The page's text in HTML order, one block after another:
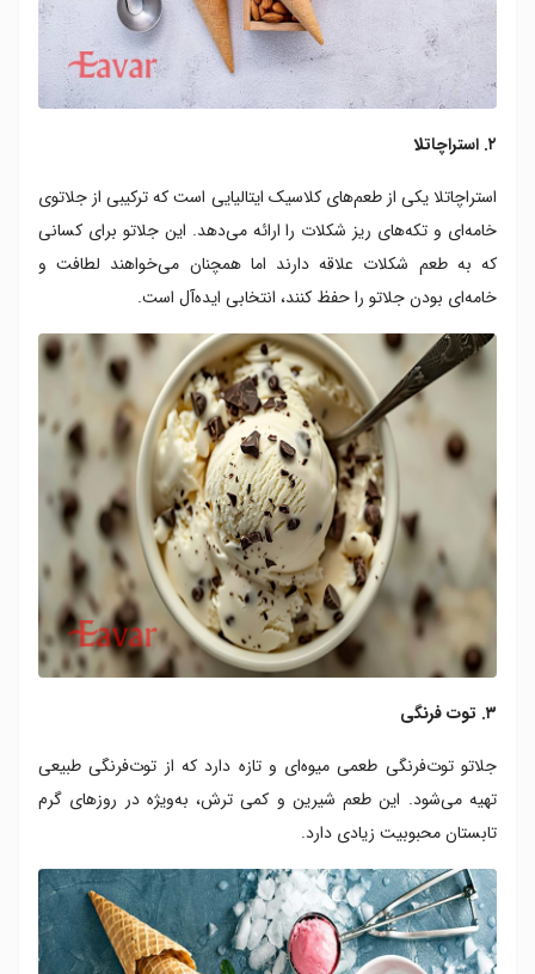
۲. استراچاتلا
استراچاتلا یکی از طعم‌های کلاسیک ایتالیایی است که ترکیبی از جلاتوی
خامه‌ای و تکه‌های ریز شکلات را ارائه می‌دهد. این جلاتو برای کسانی
که به طعم شکلات علاقه دارند اما همچنان می‌خواهند لطافت و
خامه‌ای بودن جلاتو را حفظ کنند، انتخابی ایده‌آل است.
۳. توت فرنگی
جلاتو توت‌فرنگی طعمی میوه‌ای و تازه دارد که از توت‌فرنگی طبیعی
تهیه می‌شود. این طعم شیرین و کمی ترش، به‌ویژه در روزهای گرم
تابستان محبوبیت زیادی دارد.